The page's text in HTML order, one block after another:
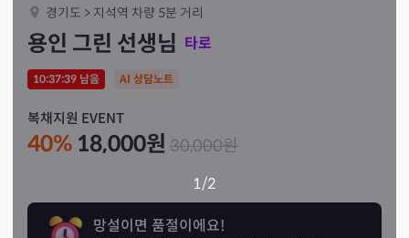
경기도 > 지석역 차량 5분 거리
용인 그린 선생님 타로
10:37:38 남음 AI 상담노트
복채지원 EVENT
40% 18,000원 30,000원
1/2
망설이면 품절이에요!